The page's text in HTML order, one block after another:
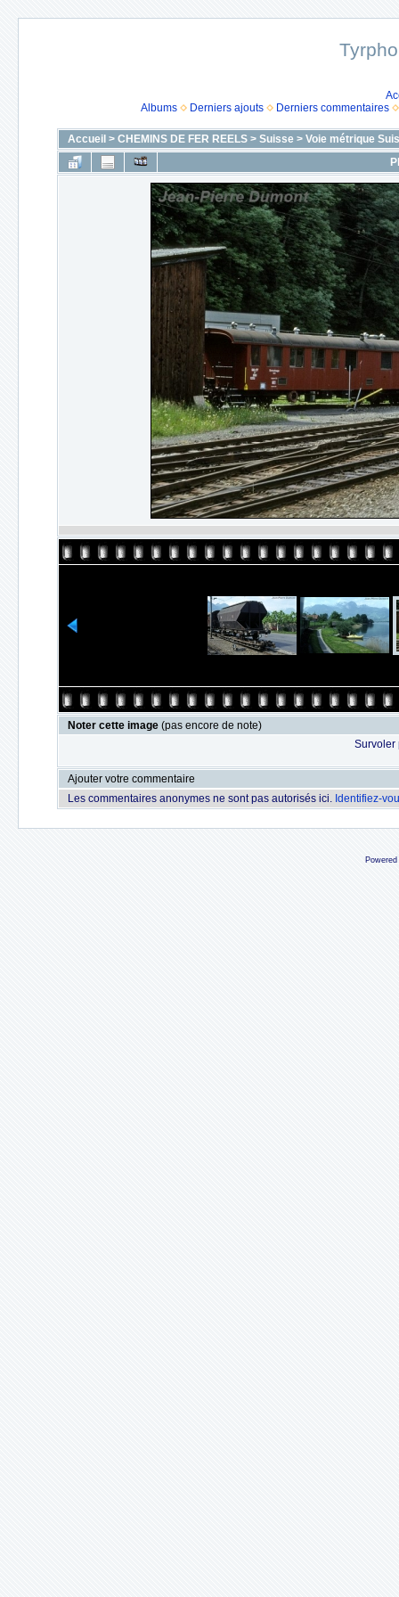
Albums
Derniers ajouts Derniers commentaires
Accueil > CHEMINS DE FER REELS> Suisse> Voie métrique
Noter cette image (pas encore de note)
Survoler
Ajouter votre commentaire
Les commentaires anonymes ne sont pas autorisés ici. Identifiez-